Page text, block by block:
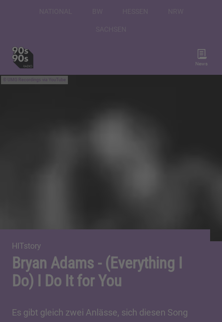
News
UMG Recordings via YouTube
HITstory
Bryan Adams - (Everything I
Do) I Do It for You
Es gibt gleich zwei Anlässe, sich diesen Song